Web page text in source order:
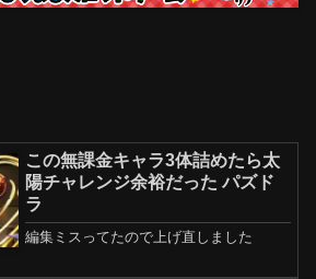
この無課金キャラ3体詰めたら太
陽チャレンジ余裕だった パズド
ラ
編集ミスってたので上げ直しました